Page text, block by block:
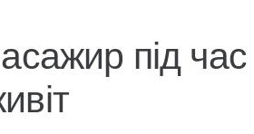
під час